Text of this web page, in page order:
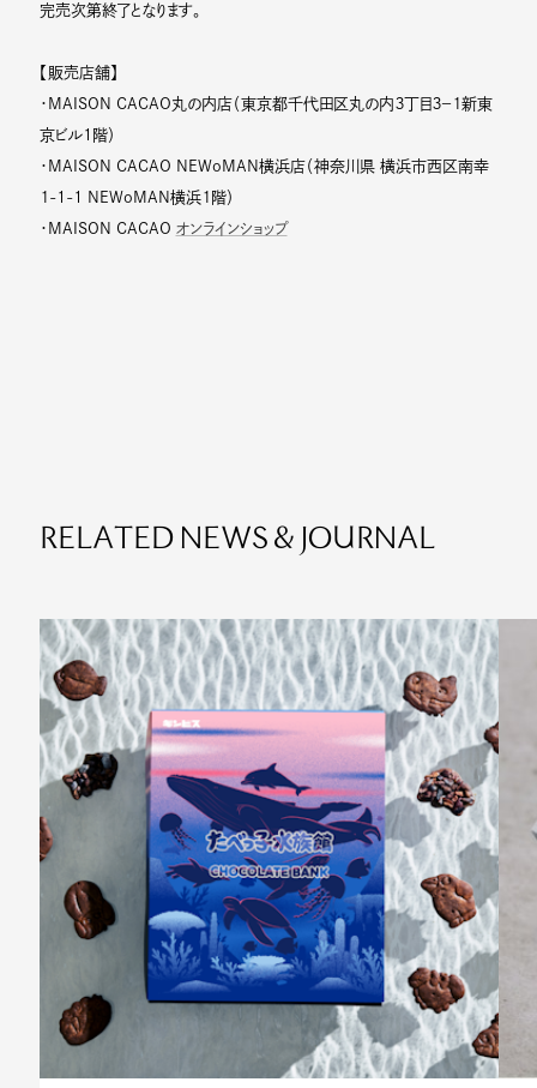
完売次第終了となります。
【販売店舗】
・MAISON CACAO丸の内店（東京都千代田区丸の内３丁目３−１新東
京ビル1階）
・MAISON CACAO NEWoMAN横浜店（神奈川県 横浜市西区南幸
１-1-1 NEWoMAN横浜１階）
・MAISON CACAO オンラインショップ
RELATED NEWS & JOURNAL